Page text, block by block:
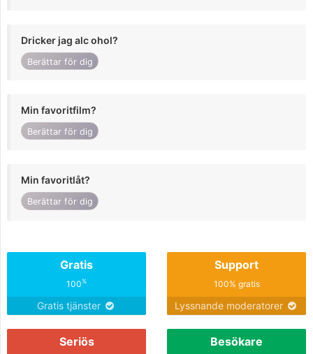
Dricker jag alc ohol?
Berättar för dig
Min favoritfilm?
Berättar för dig
Min favoritlåt?
Berättar för dig
Gratis
100%
Gratis tjänster
Support
100% gratis
Lyssnande moderatorer
Seriös Besökare